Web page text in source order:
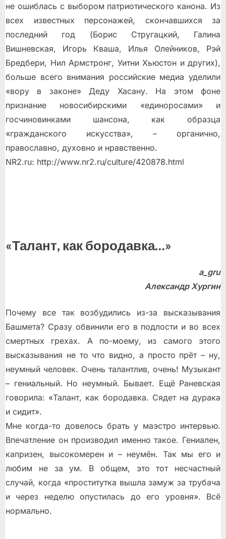
не ошиблась с выбором патриотического канона. Из
всех известных персонажей, скончавшихся за
последний год (Борис Стругацкий, Галина
Вишневская, Игорь Кваша, Илья Олейников, Рэй
Бредбери, Нил Армстронг, Уитни Хьюстон и других),
больше всего внимания российские медиа уделили
«вору в законе» Деду Хасану. На этом фоне
признание новосибирскими «единоросами» и
госчиновинками шансона, как образца
«гражданского искусства», – органично,
православно, духовно и нравственно.
NR2.ru: http://www.nr2.ru/culture/420878.html
«Талант, как бородавка…»
a_gru
Александр Хургин
Почему все так возбудились из-за высказывания
Башмета? Сразу обвинили его в подлости и во всех
смертных грехах. А по-моему, из самого этого
высказывания не то что видно, а просто прёт – ну,
неумный человек. Очень талантлив, очень! Музыкант
– гениальный. Но неумный. Бывает. Ещё Раневская
говорила: «Талант, как бородавка. Сядет на дурака
и сидит».
Мне когда-то довелось брать у маэстро интервью.
Впечатление он производил именно такое. Гениален,
капризен, высокомерен и – неумён. Так мы его и
любим не за ум. В общем, это тот несчастный
случай, когда «проститутка вышла замуж за трубача
и через неделю опустилась до его уровня». Всё
нормально.